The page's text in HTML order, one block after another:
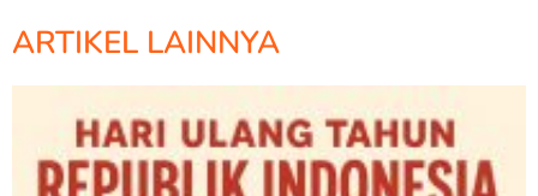
ARTIKEL LAINNYA